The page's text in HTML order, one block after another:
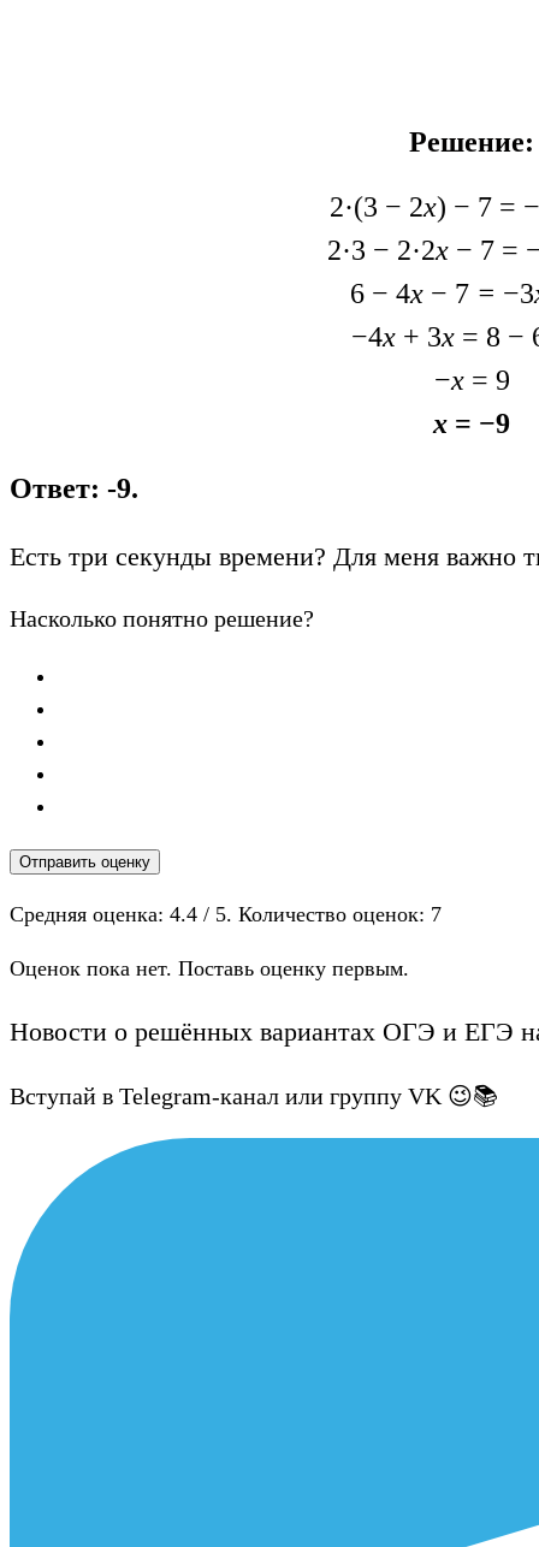
Решение:
2·(3 − 2x) − 7 =
2·3 − 2·2x − 7 =
6 − 4x − 7 = −3
−4x + 3x = 8 −
−x= 9
x = −9
Ответ: -9.
Есть три секунды времени? Для меня важно
Насколько понятно решение?
Отправить оценку
Средняя оценка: 4.4 / 5. Количество оценок: 7
Оценок пока нет. Поставь оценку первым.
Новости о решённых вариантах ОГЭ и ЕГЭ
Вступай в Telegram-канал или группу VK 😉📚